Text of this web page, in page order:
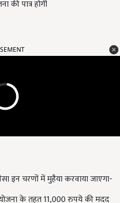
की पात्र होगी
इन चरणों में मुहैया करवाया जाएगा-
के तहत 11,000 रुपये की मदद